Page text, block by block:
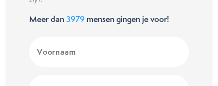
Meer dan3979 mensen gingen je voor!
(Vereist)